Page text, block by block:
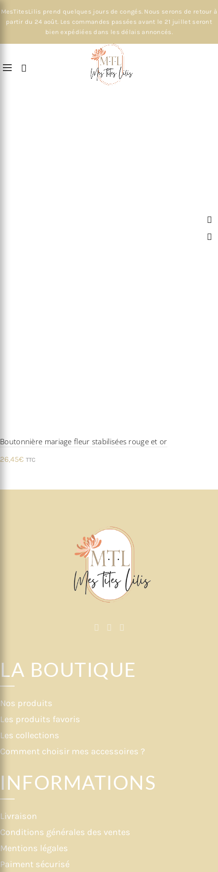
MesTitesLilis prend quelques jours de congés. Nous serons de retour à
partir du 24 août. Les commandes passées avant le 21 juillet seront
bien expédiées dans les délais annoncés.
Boutonnière mariage fleur stabilisées rouge et or
26,45€ TTC
LA BOUTIQUE
Nos produits
Les produits favoris
Les collections
Comment choisir mes accessoires ?
INFORMATIONS
Livraison
Conditions générales des ventes
Mentions légales
Paiment sécurisé